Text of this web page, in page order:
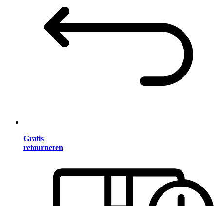
Gratis
retourneren